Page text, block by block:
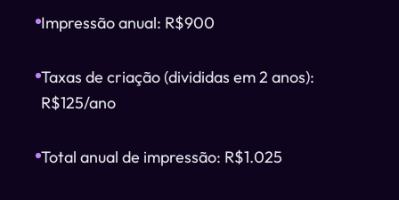
Impressão anual: R$900
Taxas de criação (divididas em 2 anos):
R$125/ano
Total anual de impressão: R$1.025